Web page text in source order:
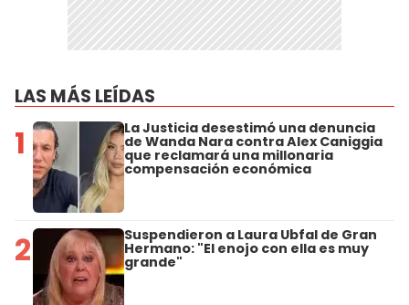
LAS MÁS LEÍDAS
1 La Justicia desestimó una denuncia
de Wanda Nara contra Alex Caniggia
que reclamará una millonaria
compensación económica
2 Suspendieron a Laura Ubfal de Gran
Hermano: "El enojo con ella es muy
grande"